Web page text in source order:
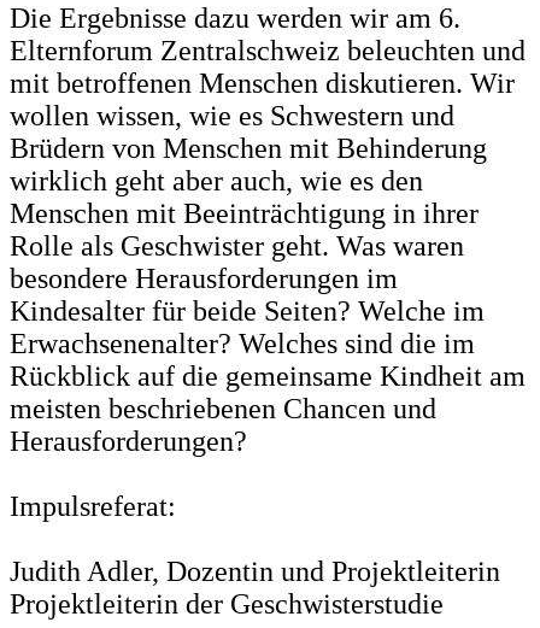
Die Ergebnisse dazu werden wir am 6.
Elternforum Zentralschweiz beleuchten und
mit betroffenen Menschen diskutieren. Wir
wollen wissen, wie es Schwestern und
Brüdern von Menschen mit Behinderung
wirklich geht aber auch, wie es den
Menschen mit Beeinträchtigung in ihrer
Rolle als Geschwister geht. Was waren
besondere Herausforderungen im
Kindesalter für beide Seiten? Welche im
Erwachsenenalter? Welches sind die im
Rückblick auf die gemeinsame Kindheit am
meisten beschriebenen Chancen und
Herausforderungen?
Impulsreferat:
Judith Adler, Dozentin und Projektleiterin
Projektleiterin der Geschwisterstudie